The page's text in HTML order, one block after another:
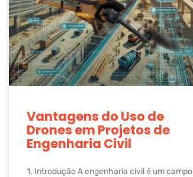
Vantagens do Uso de
Drones em Projetos de
Engenharia Civil
1. Introdução A engenharia civil é um campo